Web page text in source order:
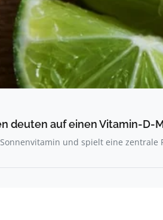
deuten auf einen Vitamin-D-
und spielt eine zentrale